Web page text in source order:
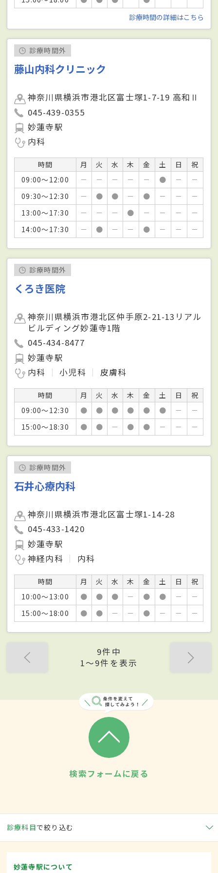
診療時間の詳細はこちら
診療時間外
藤山内科クリニック
神奈川県横浜市港北区富士塚1-7-19 高和Ⅱ
045-439-0355
妙蓮寺駅
内科
時間 月 火 水 木 金 土 日
祝
09:00～12:00
－ － － － － ● －
－
09:30～12:30
－ ● ● － ● － －
－
13:00～17:30
－ － － ● － － －
－
14:00～17:30
－ ● － － ● － － －
診療時間外
くろき医院
神奈川県横浜市港北区仲手原2-21-13リアル
ビルディング妙蓮寺1階
045-434-8477
妙蓮寺駅
内科
小児科 皮膚科
時間 月 火 水 木 金 土 日
祝
09:00～12:30
● ● ● ● ● ● －
－
15:00～18:30
● ● － ● ● － － －
診療時間外
石井心療内科
神奈川県横浜市港北区富士塚1-14-28
045-433-1420
妙蓮寺駅
神経内科
内科
時間 月 火 水 木 金 土 日
祝
10:00～13:00
● ● ● － ● ● －
－
15:00～18:00
● ● － － ● － － －
9件中
1〜9件を表示
検索フォームに戻る
診療科目で絞り込む
妙蓮寺駅について